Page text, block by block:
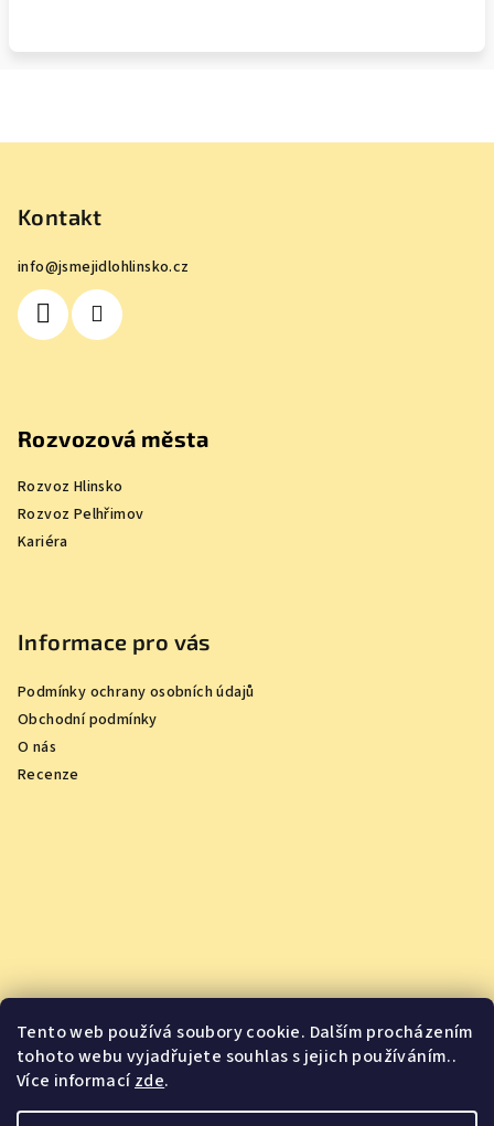
Tento web používá soubory cookie. Dalším procházením
tohoto webu vyjadřujete souhlas s jejich používáním..
Více informacízde.
Kontakt
info@jsmejidlohlinsko.cz
Rozvozová města
Rozvoz Hlinsko
Rozvoz Pelhřimov
Kariéra
Informace pro vás
Podmínky ochrany osobních údajů
Obchodní podmínky
O nás
Recenze